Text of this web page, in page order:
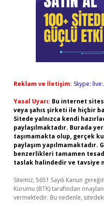
Reklam ve İletişim: Skype:
Yasal Uyarı: Bu internet
veya şahıs şirketi ile hiçbir
Sitede yalnızca kendi
paylaşılmaktadır. Burada
taşımamakta olup, gerçek
paylaşım
benzerlikleri tamamen
taslak halindedir ve tavsiye
Sitemiz, 5651 Sayılı Kanun
Kurumu (BTK) tarafından
vermektedir. Bu nedenle,